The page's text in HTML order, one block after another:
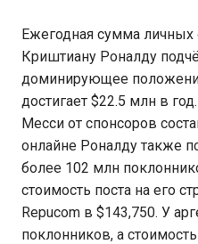
Ежегодная сумма личных
Криштиану Роналду
доминирующее
достигает $22.5 млн в
Месси от спонсоров
онлайне Роналду также
более 102 млн
стоимость поста на его
Repucom в $143,750. У
поклонников, а